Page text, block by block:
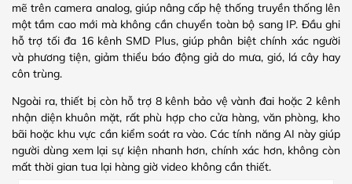
mẽ trên camera analog, giúp nâng cấp hệ thống truyền thống lên
một tầm cao mới mà không cần chuyển toàn bộ sang IP. Đầu ghi
hỗ trợ tối đa 16 kênh SMD Plus, giúp phân biệt chính xác người
và phương tiện, giảm thiểu báo động giả do mưa, gió, lá cây hay
côn trùng.
Ngoài ra, thiết bị còn hỗ trợ 8 kênh bảo vệ vành đai hoặc 2 kênh
nhận diện khuôn mặt, rất phù hợp cho cửa hàng, văn phòng, kho
bãi hoặc khu vực cần kiểm soát ra vào. Các tính năng AI này giúp
người dùng xem lại sự kiện nhanh hơn, chính xác hơn, không còn
mất thời gian tua lại hàng giờ video không cần thiết.